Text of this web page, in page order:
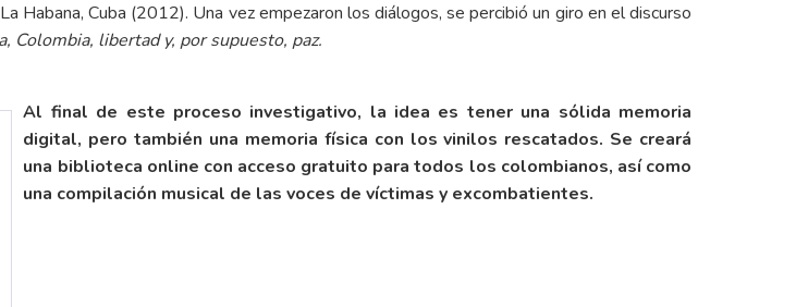
Habana, Cuba (2012). Una vez empezaron los diálogos, se percibió un giro en el discurso
Colombia, libertad y, por supuesto, paz.
Al final de este proceso investigativo, la idea es tener una sólida memoria
digital, pero también una memoria física con los vinilos rescatados. Se creará
una biblioteca online con acceso gratuito para todos los colombianos, así como
una compilación musical de las voces de víctimas y excombatientes.